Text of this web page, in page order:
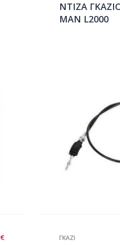
ΝΤΙΖΑ
ΜΑΝ L2000
€ ΓΚΑΖΙ